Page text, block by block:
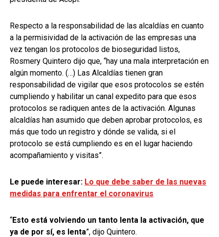
Respecto a la responsabilidad de las alcaldías en cuanto
a la permisividad de la activación de las empresas una
vez tengan los protocolos de bioseguridad listos,
Rosmery Quintero dijo que, “hay una mala interpretación en
algún momento. (…) Las Alcaldías tienen gran
responsabilidad de vigilar que esos protocolos se estén
cumpliendo y habilitar un canal expedito para que esos
protocolos se radiquen antes de la activación. Algunas
alcaldías han asumido que deben aprobar protocolos, es
más que todo un registro y dónde se valida, si el
protocolo se está cumpliendo es en el lugar haciendo
acompañamiento y visitas”.
Le puede interesar: Lo que debe saber de las nuevas
medidas para enfrentar el coronavirus
“Esto está volviendo un tanto lenta la activación, que
ya de por sí, es lenta”, dijo Quintero.